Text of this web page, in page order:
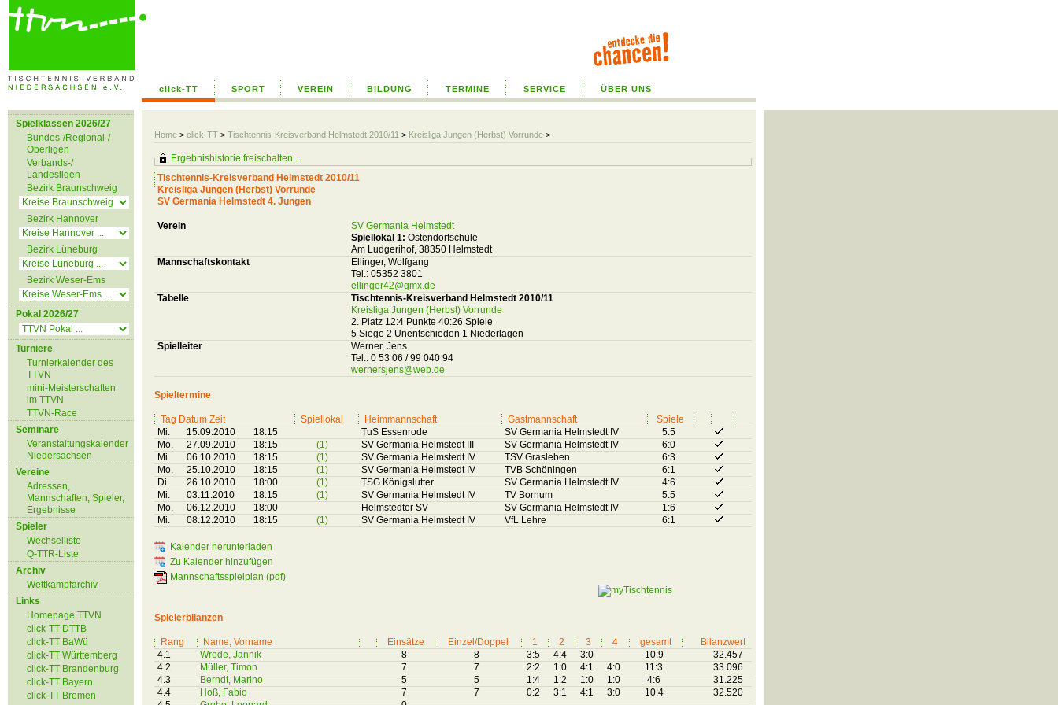
click-TT SPORT VEREIN BILDUNG TERMINE SERVICE ÜBER UNS
Home > click-TT > Tischtennis-Kreisverband Helmstedt 2010/11 > Kreisliga Jungen (Herbst) Vorrunde >
Spielklassen 2026/27
Bundes-/Regional-/
Oberligen
Verbands-/
Landesligen
Bezirk Braunschweig
Bezirk Hannover
Bezirk Lüneburg
Bezirk Weser-Ems
Pokal 2026/27
Turniere
Turnierkalender des
TTVN
mini-Meisterschaften
im TTVN
TTVN-Race
Seminare
Veranstaltungskalender
Niedersachsen
Vereine
Adressen,
Mannschaften, Spieler,
Ergebnisse
Spieler
Wechselliste
Q-TTR-Liste
Archiv
Wettkampfarchiv
Links
Homepage TTVN
click-TT DTTB
click-TT BaWü
click-TT Württemberg
click-TT Brandenburg
click-TT Bayern
click-TT Bremen
Ergebnishistorie freischalten ...
Tischtennis-Kreisverband Helmstedt 2010/11
Kreisliga Jungen (Herbst) Vorrunde
SV Germania Helmstedt 4. Jungen
Verein
SV Germania Helmstedt
Spiellokal 1: Ostendorfschule
Am Ludgerihof, 38350 Helmstedt
Mannschaftskontakt
Ellinger, Wolfgang
Tel.: 05352 3801
ellinger42@gmx.de
Tabelle
Tischtennis-Kreisverband Helmstedt 2010/11
Kreisliga Jungen (Herbst) Vorrunde
2. Platz 12:4 Punkte 40:26 Spiele
5 Siege 2 Unentschieden 1 Niederlagen
Spielleiter
Werner, Jens
Tel.: 0 53 06 / 99 040 94
wernersjens@web.de
Spieltermine
Tag Datum Zeit Spiellokal Heimmannschaft Gastmannschaft
Spiele
Mi.
15.09.2010 18:15 TuS Essenrode SV Germania Helmstedt IV
5:5
Mo.
27.09.2010 18:15 (1) SV Germania Helmstedt III SV Germania Helmstedt IV
6:0
Mi.
06.10.2010 18:15 (1) SV Germania Helmstedt IV TSV Grasleben
6:3
Mo.
25.10.2010 18:15 (1) SV Germania Helmstedt IV TVB Schöningen
6:1
Di.
26.10.2010 18:00 (1) TSG Königslutter SV Germania Helmstedt IV
4:6
Mi.
03.11.2010 18:15 (1) SV Germania Helmstedt IV TV Bornum
5:5
Mo.
06.12.2010 18:00 Helmstedter SV SV Germania Helmstedt IV
1:6
Mi.
08.12.2010 18:15 (1) SV Germania Helmstedt IV VfL Lehre 6:1
Kalender herunterladen
Zu Kalender hinzufügen
Mannschaftsspielplan (pdf)
Spielerbilanzen
Rang Name, Vorname Einsätze Einzel/Doppel 1 2 3 4 gesamt
Bilanzwert
4.1
Wrede, Jannik 8 8 3:5 4:4 3:0 10:9
32.457
4.2
Müller, Timon 7 7 2:2 1:0 4:1 4:0 11:3
33.096
4.3
Berndt, Marino 5 5 1:4 1:2 1:0 1:0 4:6
31.225
4.4
Hoß, Fabio 7 7 0:2 3:1 4:1 3:0 10:4
32.520